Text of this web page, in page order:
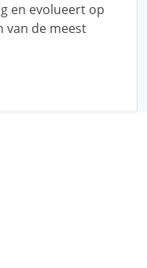
en evolueert op
van de meest